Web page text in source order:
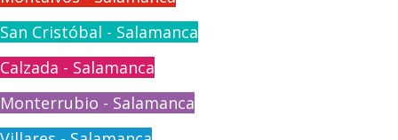
San Cristóbal - Salamanca
Calzada - Salamanca
Monterrubio - Salamanca